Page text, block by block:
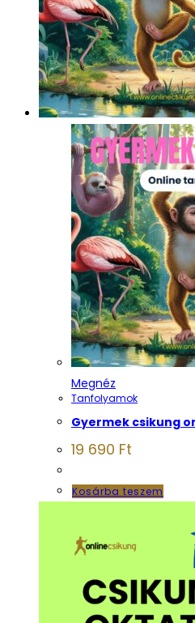
Megnéz
Tanfolyamok
Gyermek csikung
19 690 Ft
Kosárba teszem